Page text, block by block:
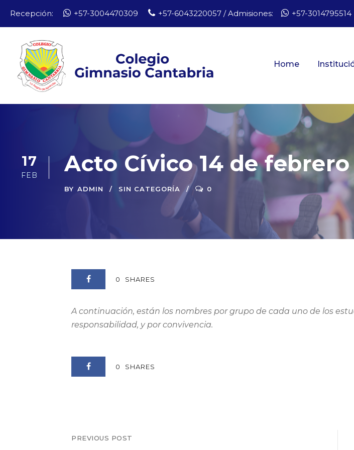
Recepción: +57-3004470309 +57-6043220057 / Admisiones: +57-3014795514
Home
17
FEB Acto Cívico 14 de febrero
BY ADMIN SIN CATEGORÍA 0
0 SHARES
A continuación, están los nombres por grupo de cada uno de los
responsabilidad, y por convivencia.
0 SHARES
PREVIOUS POST